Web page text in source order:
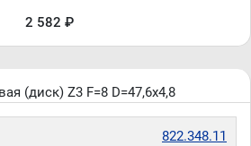
2 582 ₽
(диск) Z3 F=8 D=47,6x4,8
822.348.11